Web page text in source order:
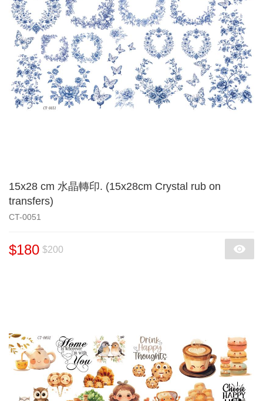
15x28 cm 水晶轉印. (15x28cm Crystal rub on
transfers)
CT-0051
$180 $200